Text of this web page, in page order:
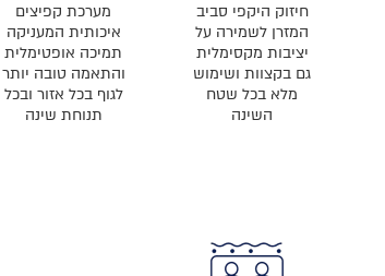
חיזוק היקפי סביב
המזרן לשמירה על
יציבות מקסימלית
גם בקצוות ושימוש
מלא בכל שטח
השינה
מערכת קפיצים
איכותית המעניקה
תמיכה אופטימלית
והתאמה טובה יותר
לגוף בכל אזור ובכל
תנוחת שינה